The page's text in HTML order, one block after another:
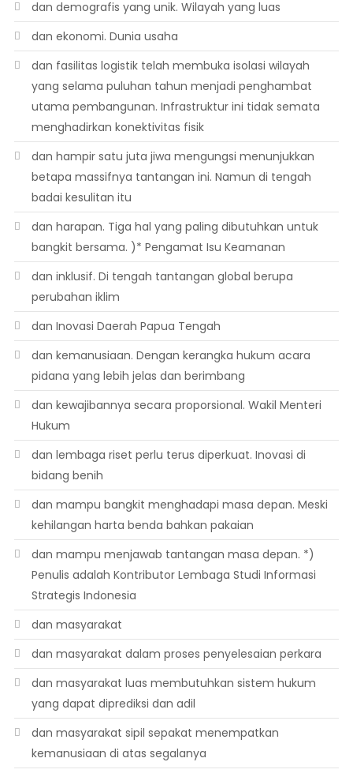
dan demografis yang unik. Wilayah yang luas
dan ekonomi. Dunia usaha
dan fasilitas logistik telah membuka isolasi wilayah
yang selama puluhan tahun menjadi penghambat
utama pembangunan. Infrastruktur ini tidak semata
menghadirkan konektivitas fisik
dan hampir satu juta jiwa mengungsi menunjukkan
betapa massifnya tantangan ini. Namun di tengah
badai kesulitan itu
dan harapan. Tiga hal yang paling dibutuhkan untuk
bangkit bersama. )* Pengamat Isu Keamanan
dan inklusif. Di tengah tantangan global berupa
perubahan iklim
dan Inovasi Daerah Papua Tengah
dan kemanusiaan. Dengan kerangka hukum acara
pidana yang lebih jelas dan berimbang
dan kewajibannya secara proporsional. Wakil Menteri
Hukum
dan lembaga riset perlu terus diperkuat. Inovasi di
bidang benih
dan mampu bangkit menghadapi masa depan. Meski
kehilangan harta benda bahkan pakaian
dan mampu menjawab tantangan masa depan. *)
Penulis adalah Kontributor Lembaga Studi Informasi
Strategis Indonesia
dan masyarakat
dan masyarakat dalam proses penyelesaian perkara
dan masyarakat luas membutuhkan sistem hukum
yang dapat diprediksi dan adil
dan masyarakat sipil sepakat menempatkan
kemanusiaan di atas segalanya